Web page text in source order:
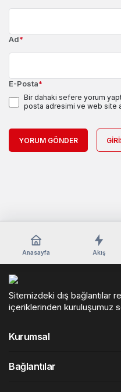
Ad*
E-Posta*
Bir dahaki sefere yorum
posta adresimi ve web site
YORUM GÖNDER
Anasayfa Akış
Sitemizdeki dış bağlantılar
içeriklerinden kuruluşumuz
Kurumsal
Bağlantılar